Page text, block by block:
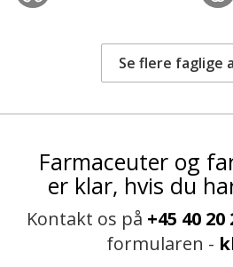
Se flere faglige
Farmaceuter og
er klar, hvis du
Kontakt os på +45 40 20
formularen -